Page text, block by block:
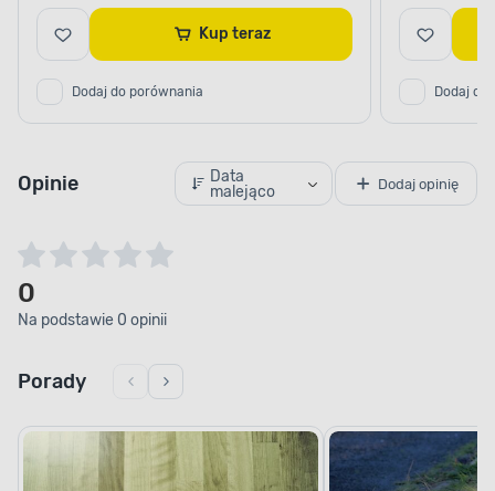
Kup teraz
Dodaj do porównania Dodaj do
Opinie
Data
malejąco
Dodaj opinię
0
Na podstawie 0 opinii
Porady